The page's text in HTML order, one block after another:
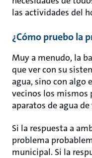
las actividades del
¿Cómo pruebo la
Muy a menudo, la
que ver con su
agua, sino con algo
vecinos los mismos
aparatos de agua
Si la respuesta a
problema
municipal. Si la